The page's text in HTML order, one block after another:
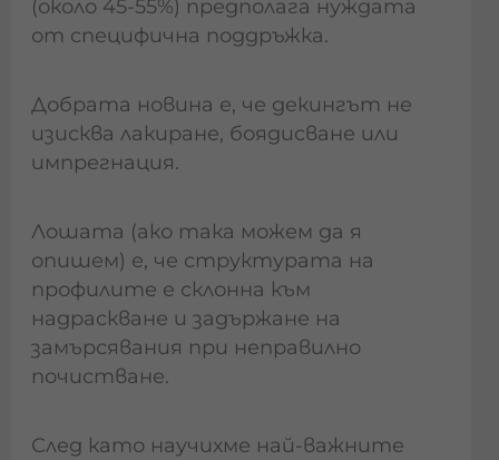
(около 45-55%) предполага нуждата
от специфична поддръжка.
Добрата новина е, че декингът не
изисква лакиране, боядисване или
импрегнация.
Лошата (ако така можем да я
опишем) е, че структурата на
профилите е склонна към
надраскване и задържане на
замърсявания при неправилно
почистване.
След като научихме най-важните